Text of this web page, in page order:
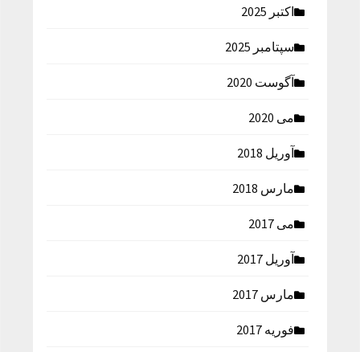
اکتبر 2025
سپتامبر 2025
آگوست 2020
می 2020
آوریل 2018
مارس 2018
می 2017
آوریل 2017
مارس 2017
فوریه 2017